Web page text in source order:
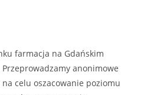
farmacja na Gdańskim
anonimowe
celu oszacowanie poziomu